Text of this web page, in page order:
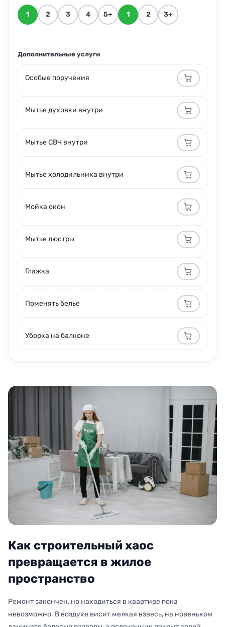
1 2 3 4 5+ 1 2 3+
Дополнительные услуги
Особые поручения
Мытье духовки внутри
Мытье СВЧ внутри
Мытье холодильника внутри
Мойка окон
Мытье люстры
Глажка
Поменять белье
Уборка на балконе
Как строительный хаос
превращается в жилое
пространство
Ремонт закончен, но находиться в квартире пока
невозможно. В воздухе висит мелкая взвесь, на новеньком